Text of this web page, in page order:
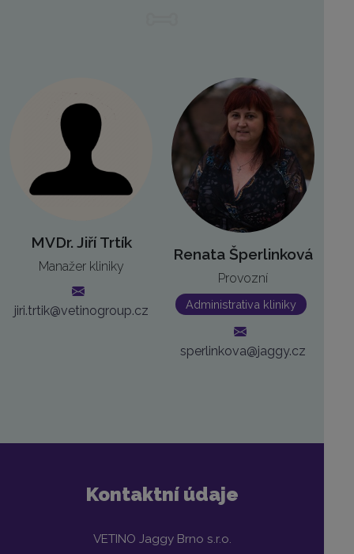
MVDr. Jiří Trtík
Manažer kliniky
jiri.trtik@vetinogroup.cz
Renata Šperlinková
Provozní
Administrativa kliniky
sperlinkova@jaggy.cz
Kontaktní údaje
VETINO Jaggy Brno s.r.o.